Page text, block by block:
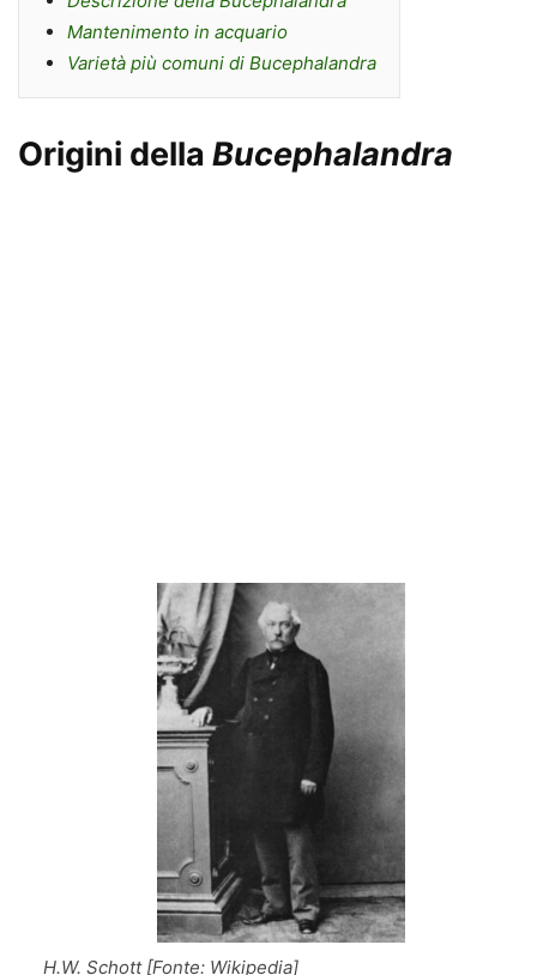
Mantenimento in acquario
Varietà più comuni di Bucephalandra
Origini della Bucephalandra
H.W. Schott [Fonte: Wikipedia]